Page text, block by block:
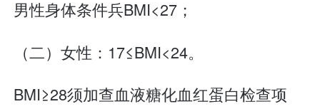
男性身体条件兵BMI<27；
（二）女性：17≤BMI<24。
BMI≥28须加查血液糖化血红蛋白检查项